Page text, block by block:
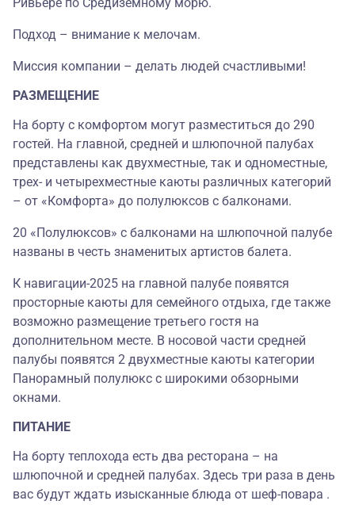
Ривьере по Средиземному морю.
Подход – внимание к мелочам.
Миссия компании – делать людей счастливыми!
РАЗМЕЩЕНИЕ
На борту с комфортом могут разместиться до 290
гостей. На главной, средней и шлюпочной палубах
представлены как двухместные, так и одноместные,
трех- и четырехместные каюты различных категорий
– от «Комфорта» до полулюксов с балконами.
20 «Полулюксов» с балконами на шлюпочной палубе
названы в честь знаменитых артистов балета.
К навигации-2025 на главной палубе появятся
просторные каюты для семейного отдыха, где также
возможно размещение третьего гостя на
дополнительном месте. В носовой части средней
палубы появятся 2 двухместные каюты категории
Панорамный полулюкс c широкими обзорными
окнами.
ПИТАНИЕ
На борту теплохода есть два ресторана – на
шлюпочной и средней палубах. Здесь три раза в день
вас будут ждать изысканные блюда от шеф-повара .